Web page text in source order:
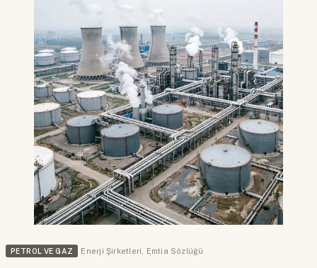
PETROL VE GAZ Enerji Şirketleri Emtia Sözlüğü